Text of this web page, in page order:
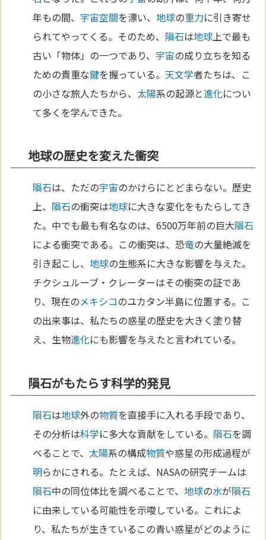
年もの間、 宇宙空間を漂い、地球の重力に引き寄せ
られてやってくる。そのため、 隕石は地球 上で最も
古い「物体」の一つであり、 宇宙の成り立ちを知る
ための貴重な鍵を握っている。天文学者たちは、こ
の小さな旅人たちから、 太陽系の起源と進化につい
て多くを学んできた。
地球の歴史を変えた衝突
隕石は、ただの宇宙のかけらにとどまらない。歴史
上、 隕石の衝突は地球に大きな変化をもたらしてき
た。中でも最も有名なのは、6500万年前の巨大隕石
による衝突である。この衝突は、恐竜の大量絶滅を
引き起こし、地球の生態系に大きな影響を与えた。
チクシュルーブ・クレーターはその衝突の証であ
り、現在のメキシコのユカタン半島に位置する。こ
の出来事は、私たちの惑星の歴史を大きく塗り替
え、生物進化にも影響を与えたと言われている。
隕石がもたらす科学的発見
隕石は地球外の物質を直接手に入れる手段であり、
その分析は科学に多大な貢献をしている。 隕石を調
べることで、 太陽系の構成物質や惑星の形成過程が
明らかにされる。たとえば、NASAの研究チームは
隕石中の同位体比を調べることで、地球の水が隕石
に由来している可能性を示唆している。これによ
り、私たちが生きているこの青い惑星がどのように